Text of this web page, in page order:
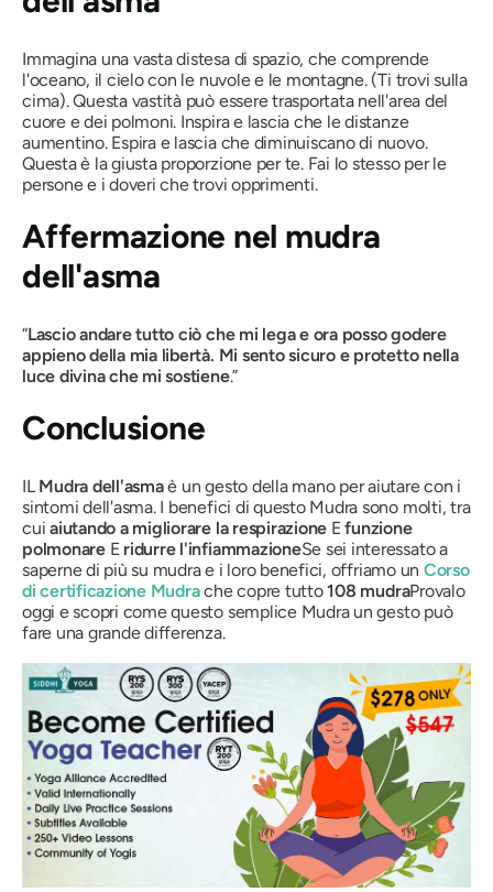
Immagina una vasta distesa di spazio, che comprende
l'oceano, il cielo con le nuvole e le montagne. (Ti trovi sulla
cima). Questa vastità può essere trasportata nell'area del
cuore e dei polmoni. Inspira e lascia che le distanze
aumentino. Espira e lascia che diminuiscano di nuovo.
Questa è la giusta proporzione per te. Fai lo stesso per le
persone e i doveri che trovi opprimenti.
Affermazione nel mudra
dell'asma
“Lascio andare tutto ciò che mi lega e ora posso godere
appieno della mia libertà. Mi sento sicuro e protetto nella
luce divina che mi sostiene.”
Conclusione
ILMudra dell'asmaè un gesto della mano per aiutare con i
sintomi dell'asma. I benefici di questo Mudra sono molti, tra
cuiaiutando a migliorare la respirazione Efunzione
polmonareE ridurre l'infiammazioneSe sei interessato a
saperne di più su mudrae i loro benefici, offriamo un Corso
di certificazione Mudrache copre tutto108 mudraProvalo
oggi e scopri come questo semplice Mudraun gesto può
fare una grande differenza.